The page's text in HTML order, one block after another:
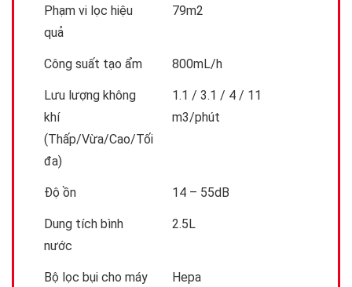
Phạm vi lọc hiệu
quả
79m2
Công suất tạo ẩm 800mL/h
Lưu lượng không
khí
(Thấp/Vừa/Cao/Tối
đa)
1.1 / 3.1 / 4 / 11
m3/phút
Độ ồn 14 – 55dB
Dung tích bình
nước
2.5L
Bộ lọc bụi cho máy Hepa